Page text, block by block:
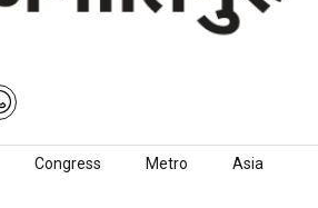
Congress Metro Asia